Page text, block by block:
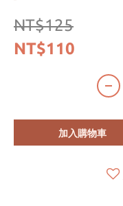
NT$125
NT$110
加入購物車